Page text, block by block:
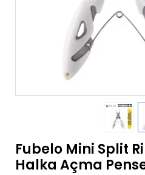
Fubelo Mini Split
Halka Açma